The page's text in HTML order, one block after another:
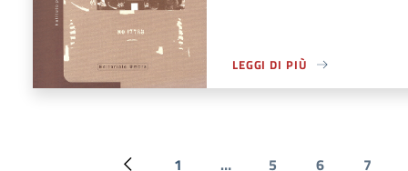
LEGGI DI PIÙ
A PROPOSITO DI LEGGI DI
Paginazione 1 … 5 6 7